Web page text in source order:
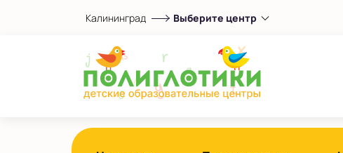
Калининград Выберите центр
Выберите центр
ЖК Восток
Показать на карте
Выбрать другой город